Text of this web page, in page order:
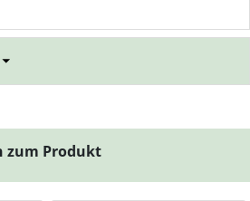
zum Produkt